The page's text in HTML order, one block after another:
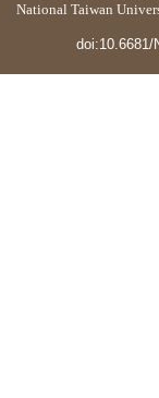
National Taiwan
doi:10.6681/